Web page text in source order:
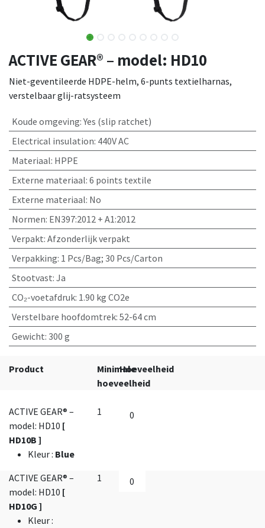
ACTIVE GEAR® – model: HD10
Niet-geventileerde HDPE-helm, 6-punts textielharnas,
verstelbaar glij-ratsysteem
Koude omgeving:Yes (slip ratchet)
Electrical insulation: 440V AC
Materiaal: HPPE
Externe materiaal: 6 points textile
Externe materiaal: No
Normen: EN397:2012 + A1:2012
Verpakt: Afzonderlijk verpakt
Verpakking: 1 Pcs/Bag; 30 Pcs/Carton
Stootvast: Ja
CO₂-voetafdruk: 1.90 kg CO2e
Verstelbare hoofdomtrek: 52-64 cm
Gewicht: 300 g
Product
Minimale
hoeveelheid
Hoeveelheid
ACTIVE GEAR® –
model: HD10 [
HD10B ]
Kleur: Blue
1
ACTIVE GEAR® –
model: HD10 [
HD10G ]
Kleur:
1